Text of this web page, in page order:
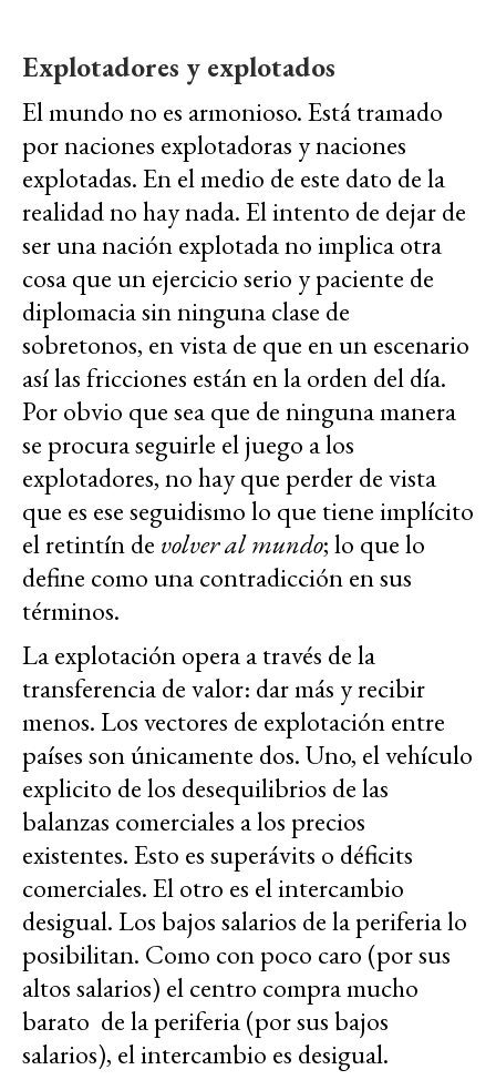
Explotadores y explotados
El mundo no es armonioso. Está tramado
por naciones explotadoras y naciones
explotadas. En el medio de este dato de la
realidad no hay nada. El intento de dejar de
ser una nación explotada no implica otra
cosa que un ejercicio serio y paciente de
diplomacia sin ninguna clase de
sobretonos, en vista de que en un escenario
así las fricciones están en la orden del día.
Por obvio que sea que de ninguna manera
se procura seguirle el juego a los
explotadores, no hay que perder de vista
que es ese seguidismo lo que tiene implícito
el retintín de volver al mundo; lo que lo
define como una contradicción en sus
términos.
La explotación opera a través de la
transferencia de valor: dar más y recibir
menos. Los vectores de explotación entre
países son únicamente dos. Uno, el vehículo
explicito de los desequilibrios de las
balanzas comerciales a los precios
existentes. Esto es superávits o déficits
comerciales. El otro es el intercambio
desigual. Los bajos salarios de la periferia lo
posibilitan. Como con poco caro (por sus
altos salarios) el centro compra mucho
barato de la periferia(por sus bajos
salarios), el intercambio es desigual.